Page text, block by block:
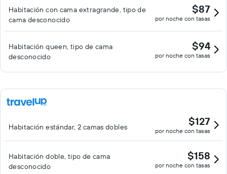
Habitación con cama extragrande, tipo de
cama desconocido
$87
por noche con tasas
Habitación queen, tipo de cama
desconocido
$94
por noche con tasas
Habitación estándar, 2 camas dobles $127
por noche con tasas
Habitación doble, tipo de cama
desconocido
$158
por noche con tasas